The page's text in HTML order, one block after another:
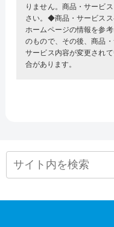
りません。商品・サービ
さい。◆商品・サービス
ホームページの情報を参
のもので、その後、商品
サービス内容が変更され
合があります。